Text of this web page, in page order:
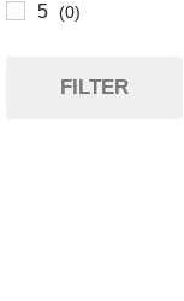
5 (0)
FILTER